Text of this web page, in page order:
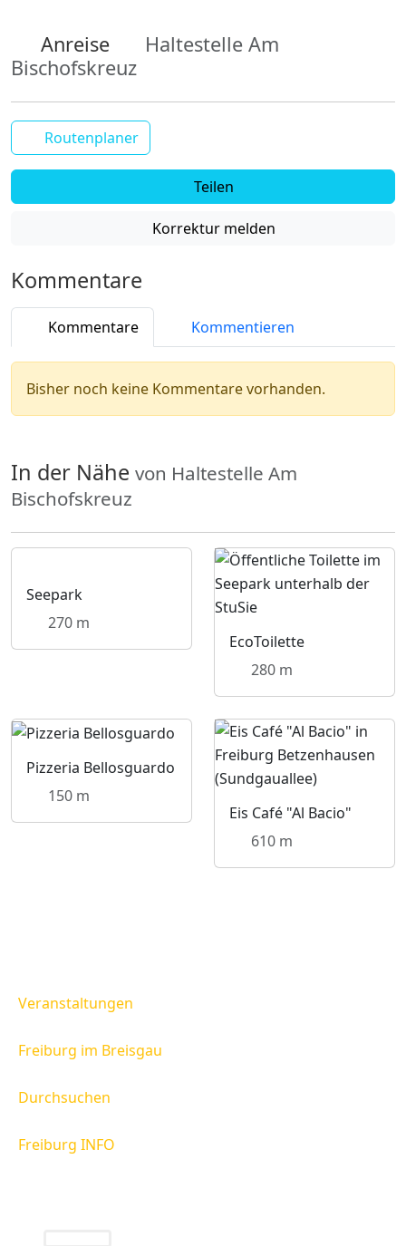
Anreise
Haltestelle Am
Bischofskreuz
Routenplaner
Teilen
Korrektur melden
Kommentare
Kommentare Kommentieren
Bisher noch keine Kommentare vorhanden.
In der Nähe von Haltestelle Am
Bischofskreuz
Seepark
270 m
EcoToilette
280 m
Pizzeria Bellosguardo
150 m
Eis Café "Al Bacio"
610 m
Veranstaltungen
Freiburg im Breisgau
Durchsuchen
Freiburg INFO